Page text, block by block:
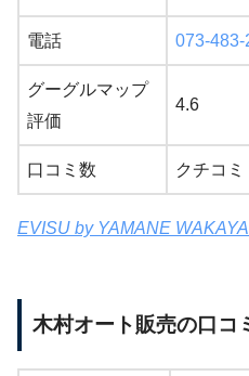
電話 073-483-
グーグルマップ
評価
4.6
口コミ数 クチコミ
EVISU by YAMANE
木村オート販売の口コ